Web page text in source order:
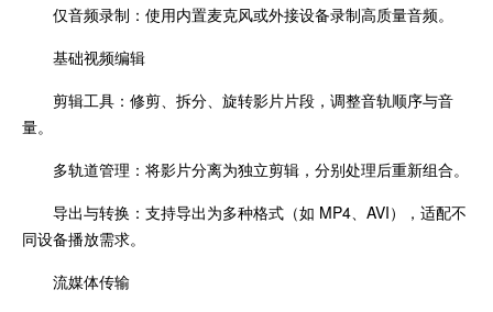
仅音频录制：使用内置麦克风或外接设备录制高质量音频。
基础视频编辑
剪辑工具：修剪、拆分、旋转影片片段，调整音轨顺序与音
量。
多轨道管理：将影片分离为独立剪辑，分别处理后重新组合。
导出与转换：支持导出为多种格式（如 MP4、AVI），适配不
同设备播放需求。
流媒体传输